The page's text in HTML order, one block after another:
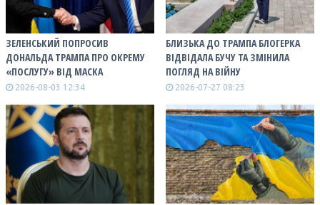
ЗЕЛЕНСЬКИЙ ПОПРОСИВ
ДОНАЛЬДА ТРАМПА ПРО ОКРЕМУ
«ПОСЛУГУ» ВІД МАСКА
2026-08-03 12:34
БЛИЗЬКА ДО ТРАМПА БЛОГЕРКА
ВІДВІДАЛА БУЧУ ТА ЗМІНИЛА
ПОГЛЯД НА ВІЙНУ
2026-07-27 08:23